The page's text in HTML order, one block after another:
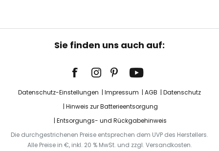
Sie finden uns auch auf:
Datenschutz-Einstellungen Impressum AGB
Datenschutz
Hinweis zur Batterieentsorgung
Entsorgungs- und Rückgabehinweis
Die durchgestrichenen Preise entsprechen dem UVP des Herstellers.
Alle Preise in €, inkl. 20 % MwSt. und zzgl. Versandkosten.